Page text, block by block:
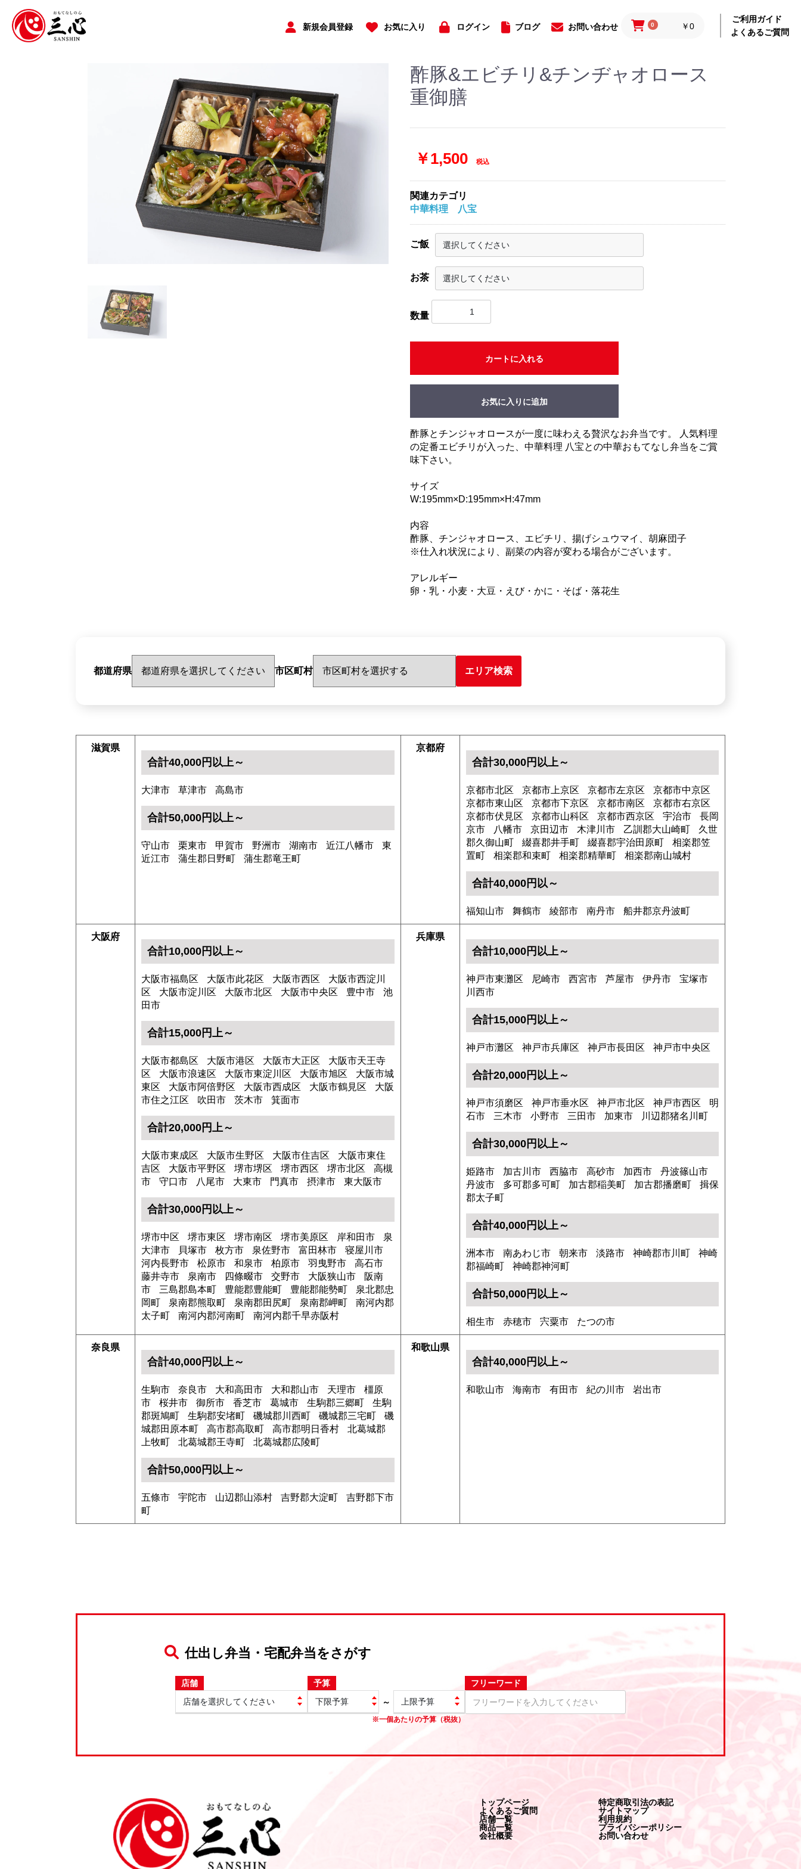
新規会員登録 お気に入り ログイン ブログ お問い合わせ 0 ￥0
ご利用ガイド
よくあるご質問
酢豚&エビチリ&チンヂャオロース
重御膳
￥1,500 税込
関連カテゴリ
中華料理 八宝
ご飯
お茶
数量
カートに入れる
お気に入りに追加
酢豚とチンジャオロースが一度に味わえる贅沢なお弁当です。 人気料理
の定番エビチリが入った、中華料理 八宝との中華おもてなし弁当をご賞
味下さい。
サイズ
W:195mm×D:195mm×H:47mm
内容
酢豚、チンジャオロース、エビチリ、揚げシュウマイ、胡麻団子
※仕入れ状況により、副菜の内容が変わる場合がございます。
アレルギー
卵・乳・小麦・大豆・えび・かに・そば・落花生
都道府県 市区町村 エリア検索
滋賀県
合計40,000円以上～
大津市 草津市 高島市
合計50,000円以上～
守山市 栗東市 甲賀市 野洲市 湖南市 近江八幡市
東
近江市
蒲生郡日野町 蒲生郡竜王町
京都府
合計30,000円以上～
京都市北区 京都市上京区 京都市左京区
京都市中京区
京都市東山区
京都市下京区 京都市南区
京都市右京区
京都市伏見区
京都市山科区 京都市西京区 宇治市
長岡
京市
八幡市 京田辺市 木津川市 乙訓郡大山崎町
久世
郡久御山町
綴喜郡井手町 綴喜郡宇治田原町
相楽郡笠
置町
相楽郡和束町 相楽郡精華町 相楽郡南山城村
合計40,000円以～
福知山市 舞鶴市 綾部市 南丹市 船井郡京丹波町
大阪府
合計10,000円以上～
大阪市福島区 大阪市此花区 大阪市西区
大阪市西淀川
区
大阪市淀川区 大阪市北区 大阪市中央区 豊中市
池
田市
合計15,000円上～
大阪市都島区 大阪市港区 大阪市大正区
大阪市天王寺
区
大阪市浪速区 大阪市東淀川区 大阪市旭区
大阪市城
東区
大阪市阿倍野区 大阪市西成区 大阪市鶴見区
大阪
市住之江区
吹田市 茨木市 箕面市
合計20,000円上～
大阪市東成区 大阪市生野区 大阪市住吉区
大阪市東住
吉区
大阪市平野区 堺市堺区 堺市西区 堺市北区
高槻
市
守口市 八尾市 大東市 門真市 摂津市 東大阪市
合計30,000円以上～
堺市中区 堺市東区 堺市南区 堺市美原区 岸和田市
泉
大津市
貝塚市 枚方市 泉佐野市 富田林市
寝屋川市
河内長野市
松原市 和泉市 柏原市 羽曳野市
高石市
藤井寺市
泉南市 四條畷市 交野市 大阪狭山市
阪南
市
三島郡島本町 豊能郡豊能町 豊能郡能勢町
泉北郡忠
岡町
泉南郡熊取町 泉南郡田尻町 泉南郡岬町
南河内郡
太子町
南河内郡河南町 南河内郡千早赤阪村
兵庫県
合計10,000円以上～
神戸市東灘区 尼崎市 西宮市 芦屋市 伊丹市
宝塚市
川西市
合計15,000円以上～
神戸市灘区 神戸市兵庫区 神戸市長田区 神戸市中央区
合計20,000円以上～
神戸市須磨区 神戸市垂水区 神戸市北区 神戸市西区
明
石市
三木市 小野市 三田市 加東市 川辺郡猪名川町
合計30,000円以上～
姫路市 加古川市 西脇市 高砂市 加西市
丹波篠山市
丹波市
多可郡多可町 加古郡稲美町 加古郡播磨町
揖保
郡太子町
合計40,000円以上～
洲本市 南あわじ市 朝来市 淡路市 神崎郡市川町
神崎
郡福崎町
神崎郡神河町
合計50,000円以上～
相生市 赤穂市 宍粟市 たつの市
奈良県
合計40,000円以上～
生駒市 奈良市 大和高田市 大和郡山市 天理市
橿原
市
桜井市 御所市 香芝市 葛城市 生駒郡三郷町
生駒
郡斑鳩町
生駒郡安堵町 磯城郡川西町 磯城郡三宅町
磯
城郡田原本町
高市郡高取町 高市郡明日香村
北葛城郡
上牧町
北葛城郡王寺町 北葛城郡広陵町
合計50,000円以上～
五條市 宇陀市 山辺郡山添村 吉野郡大淀町
吉野郡下市
町
和歌山県
合計40,000円以上～
和歌山市 海南市 有田市 紀の川市 岩出市
仕出し弁当・宅配弁当をさがす
店舗
予算
～
※一個あたりの予算（税抜）
フリーワード
トップページ
よくあるご質問
店舗一覧
商品一覧
会社概要
特定商取引法の表記
サイトマップ
利用規約
プライバシーポリシー
お問い合わせ